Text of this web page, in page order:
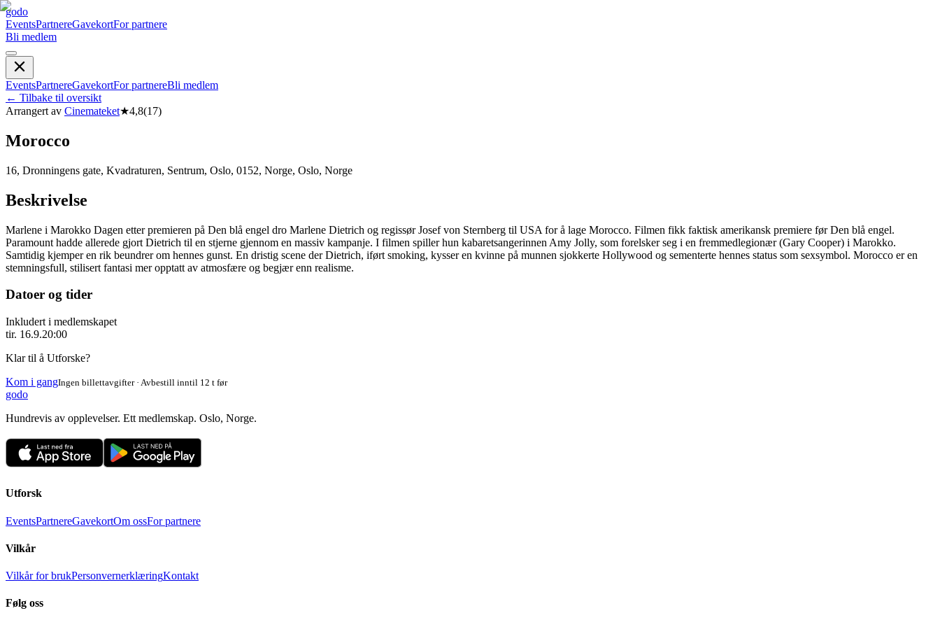
godo
EventsPartnereGavekortFor partnere
Bli medlem
EventsPartnereGavekortFor partnereBli medlem
← Tilbake til oversikt
Arrangert av Cinemateket★4,8(17)
Morocco
16, Dronningens gate, Kvadraturen, Sentrum, Oslo, 0152, Norge, Oslo, Norge
Beskrivelse
Marlene i Marokko Dagen etter premieren på Den blå engel dro Marlene Dietrich og regissør Josef von Sternberg til USA for å lage Morocco. Filmen fikk faktisk amerikansk premiere før Den blå engel.
Paramount hadde allerede gjort Dietrich til en stjerne gjennom en massiv kampanje. I filmen spiller hun kabaretsangerinnen Amy Jolly, som forelsker seg i en fremmedlegionær (Gary Cooper) i Marokko.
Samtidig kjemper en rik beundrer om hennes gunst. En dristig scene der Dietrich, iført smoking, kysser en kvinne på munnen sjokkerte Hollywood og sementerte hennes status som sexsymbol. Morocco er en
stemningsfull, stilisert fantasi mer opptatt av atmosfære og begjær enn realisme.
Datoer og tider
Inkludert i medlemskapet
tir. 16.9.20:00
Klar til å Utforske?
Kom i gangIngen billettavgifter · Avbestill inntil 12 t før
godo
Hundrevis av opplevelser. Ett medlemskap. Oslo, Norge.
Utforsk
EventsPartnereGavekortOm ossFor partnere
Vilkår
Vilkår for brukPersonvernerklæringKontakt
Følg oss